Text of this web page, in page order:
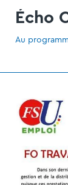
Écho
Au